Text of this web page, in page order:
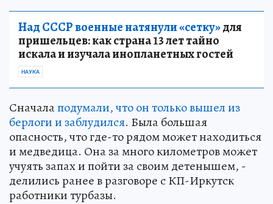
Над СССР военные натянули «сетку»для
пришельцев: как страна 13 лет тайно
искала и изучала инопланетных гостей
НАУКА
Сначалаподумали, что он только вышел из
берлоги и заблудился. Была большая
опасность, что где-то рядом может находиться
и медведица. Она за много километров может
учуять запах и пойти за своим детенышем, -
делились ранее в разговоре с КП-Иркутск
работники турбазы.